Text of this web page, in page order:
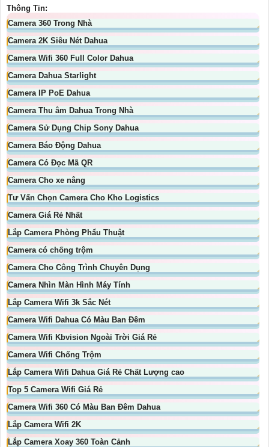
Thông Tin:
Camera 360 Trong Nhà
Camera 2K Siêu Nét Dahua
Camera Wifi 360 Full Color Dahua
Camera Dahua Starlight
Camera IP PoE Dahua
Camera Thu âm Dahua Trong Nhà
Camera Sử Dụng Chip Sony Dahua
Camera Báo Động Dahua
Camera Có Đọc Mã QR
Camera Cho xe nâng
Tư Vấn Chọn Camera Cho Kho Logistics
Camera Giá Rẻ Nhất
Lắp Camera Phòng Phẩu Thuật
Camera có chống trộm
Camera Cho Công Trình Chuyên Dụng
Camera Nhìn Màn Hình Máy Tính
Lắp Camera Wifi 3k Sắc Nét
Camera Wifi Dahua Có Màu Ban Đêm
Camera Wifi Kbvision Ngoài Trời Giá Rẻ
Camera Wifi Chống Trộm
Lắp Camera Wifi Dahua Giá Rẻ Chất Lượng cao
Top 5 Camera Wifi Giá Rẻ
Camera Wifi 360 Có Màu Ban Đêm Dahua
Lắp Camera Wifi 2K
Lắp Camera Xoay 360 Toàn Cảnh